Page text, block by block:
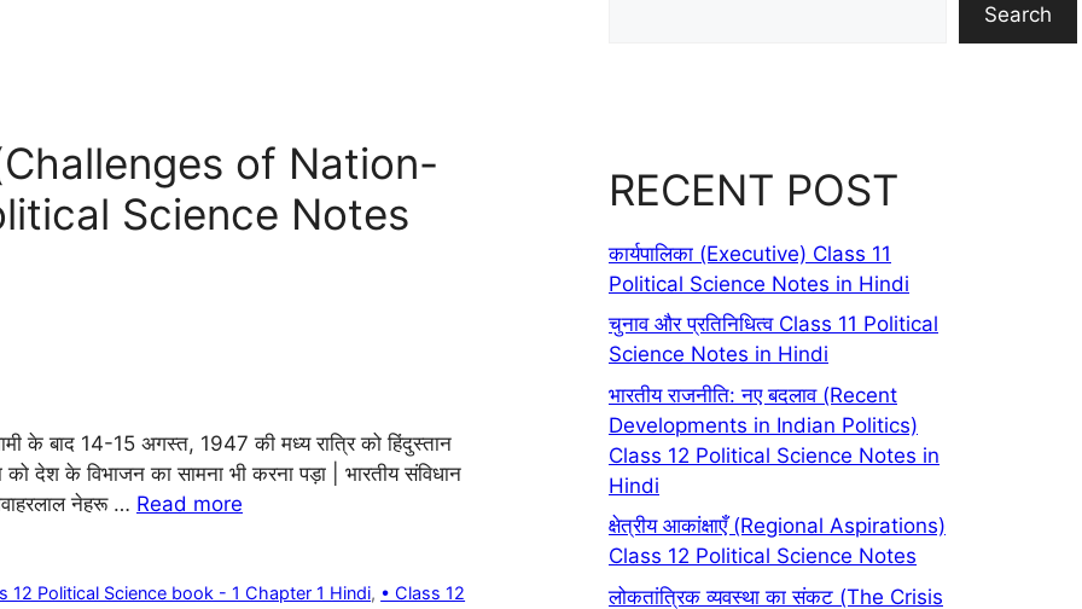
(Challenges of Nation-
Science Notes
के बाद 14-15 अगस्त, 1947 की मध्य रात्रि को हिंदुस्तान
के विभाजन का सामना भी करना पड़ा | भारतीय संविधान
नेहरू … Read more
12 Political Science book - 1 Chapter 1 Hindi, • Class 12
Search
RECENT POST
कार्यपालिका (Executive) Class 11
Political Science Notes in Hindi
चुनाव और प्रतिनिधित्व Class 11 Political
Science Notes in Hindi
भारतीय राजनीति: नए बदलाव (Recent
Developments in Indian Politics)
Class 12 Political Science Notes in
Hindi
क्षेत्रीय आकांक्षाएँ (Regional Aspirations)
Class 12 Political Science Notes
लोकतांत्रिक व्यवस्था का संकट (The Crisis